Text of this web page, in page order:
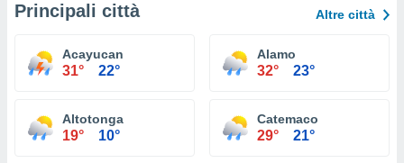
Principali città Altre città
Acayucan
31° 22°
Alamo
32° 23°
Altotonga
19° 10°
Catemaco
29° 21°